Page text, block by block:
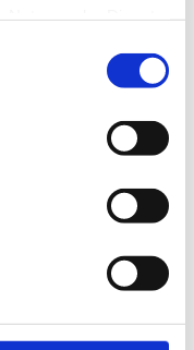
des Stoffs. Für
Bügelservice
Leistungen: